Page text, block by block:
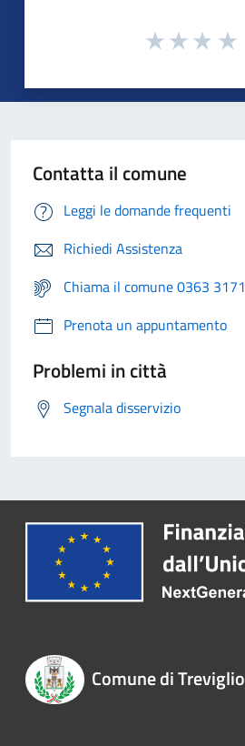
Contatta il comune
Leggi le domande frequenti
Richiedi Assistenza
Chiama il comune 0363 3171
Prenota un appuntamento
Problemi in città
Segnala disservizio
Comune di Treviglio